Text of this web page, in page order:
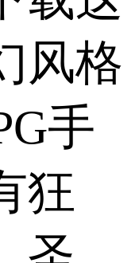
风格
手
狂